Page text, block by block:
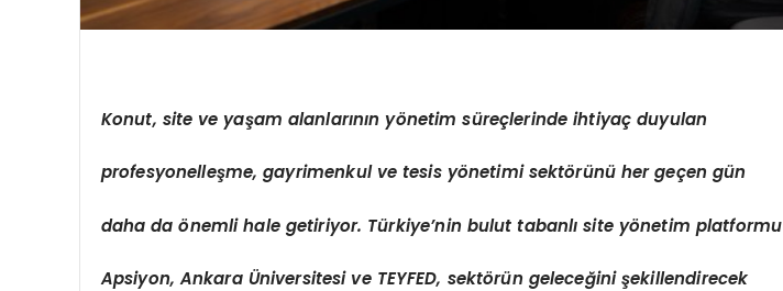
Konut, site ve yaşam alanlarının yönetim süreçlerinde ihtiyaç duyulan
profesyonelleşme, gayrimenkul ve tesis yönetimi sektörünü her geçen gün
daha daönemli hale getiriyor. Türkiye’nin bulut tabanlı site yönetim platformu
Apsiyon, Ankara Üniversitesi ve TEYFED, sektörün geleceğini şekillendirecek